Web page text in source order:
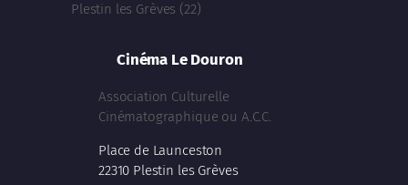
Plestin les Grèves (22)
Cinéma Le Douron
Association Culturelle
Cinématographique ou A.C.C.
Place de Launceston
22310 Plestin les Grèves